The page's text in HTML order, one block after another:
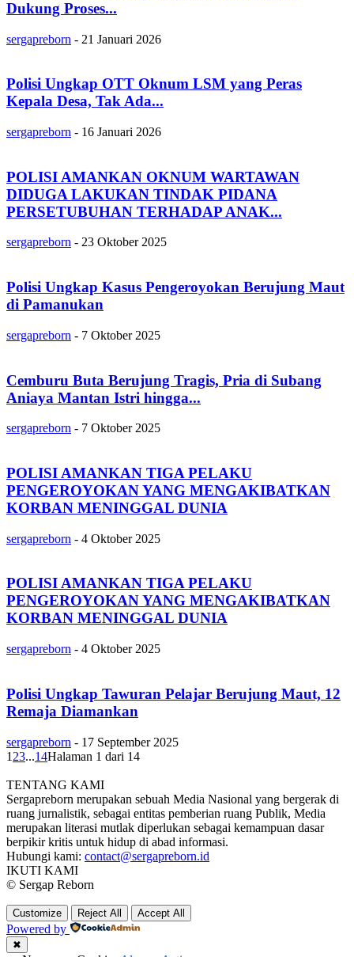
Dukung Proses...
sergapreborn - 21 Januari 2026
Polisi Ungkap OTT Oknum LSM yang Peras
Kepala Desa, Tak Ada...
sergapreborn - 16 Januari 2026
POLISI AMANKAN OKNUM WARTAWAN
DIDUGA LAKUKAN TINDAK PIDANA
PERSETUBUHAN TERHADAP ANAK...
sergapreborn - 23 Oktober 2025
Polisi Ungkap Kasus Pengeroyokan Berujung Maut
di Pamanukan
sergapreborn - 7 Oktober 2025
Cemburu Buta Berujung Tragis, Pria di Subang
Aniaya Mantan Istri hingga...
sergapreborn - 7 Oktober 2025
POLISI AMANKAN TIGA PELAKU
PENGEROYOKAN YANG MENGAKIBATKAN
KORBAN MENINGGAL DUNIA
sergapreborn - 4 Oktober 2025
POLISI AMANKAN TIGA PELAKU
PENGEROYOKAN YANG MENGAKIBATKAN
KORBAN MENINGGAL DUNIA
sergapreborn - 4 Oktober 2025
Polisi Ungkap Tawuran Pelajar Berujung Maut, 12
Remaja Diamankan
sergapreborn - 17 September 2025
1 23...14Halaman 1 dari 14
TENTANG KAMI
Sergapreborn merupakan sebuah Media Nasional yang bergerak di
ruang jurnalistik, sebagai entitas pemberian ruang Publik, Media
merupakan literasi mutlak diperlukan sebagai kemampuan dasar
berpikir kritis untuk hidup di abad informasi.
Hubungi kami: contact@sergapreborn.id
IKUTI KAMI
© Sergap Reborn
Customize Reject All Accept All
Powered by
✖